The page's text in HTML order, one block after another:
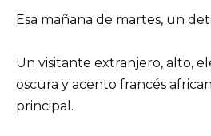
Esa mañana de martes, un
Un visitante extranjero, alto,
oscura y acento francés
principal.